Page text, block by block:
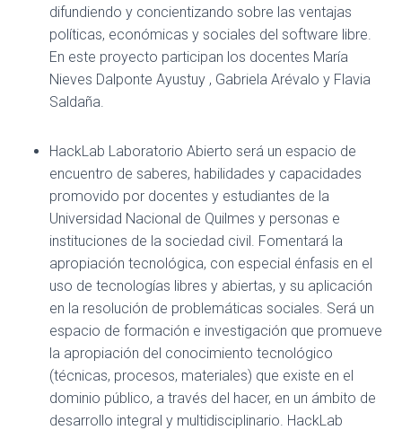
difundiendo y concientizando sobre las ventajas
políticas, económicas y sociales del software libre.
En este proyecto participan los docentes María
Nieves Dalponte Ayustuy , Gabriela Arévalo y Flavia
Saldaña.
HackLab Laboratorio Abierto será un espacio de
encuentro de saberes, habilidades y capacidades
promovido por docentes y estudiantes de la
Universidad Nacional de Quilmes y personas e
instituciones de la sociedad civil. Fomentará la
apropiación tecnológica, con especial énfasis en el
uso de tecnologías libres y abiertas, y su aplicación
en la resolución de problemáticas sociales. Será un
espacio de formación e investigación que promueve
la apropiación del conocimiento tecnológico
(técnicas, procesos, materiales) que existe en el
dominio público, a través del hacer, en un ámbito de
desarrollo integral y multidisciplinario. HackLab